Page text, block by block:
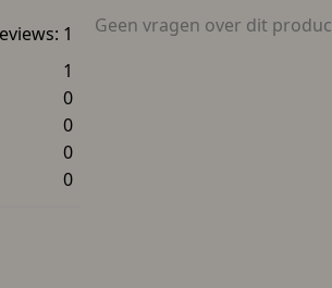
1
1
0
0
0
0
Geen vragen over dit